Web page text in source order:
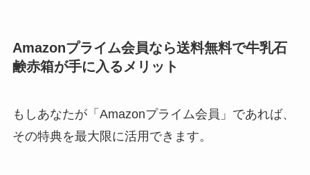
Amazonプライム会員なら送料無料で牛乳石
鹸赤箱が手に入るメリット
もしあなたが「Amazonプライム会員」であれば、
その特典を最大限に活用できます。